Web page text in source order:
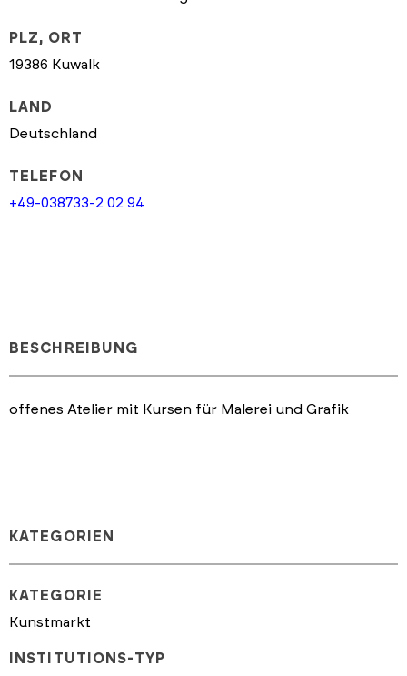
PLZ, ORT
19386 Kuwalk
LAND
Deutschland
TELEFON
+49-038733-2 02 94
BESCHREIBUNG
offenes Atelier mit Kursen für Malerei und Grafik
KATEGORIEN
KATEGORIE
Kunstmarkt
INSTITUTIONS-TYP